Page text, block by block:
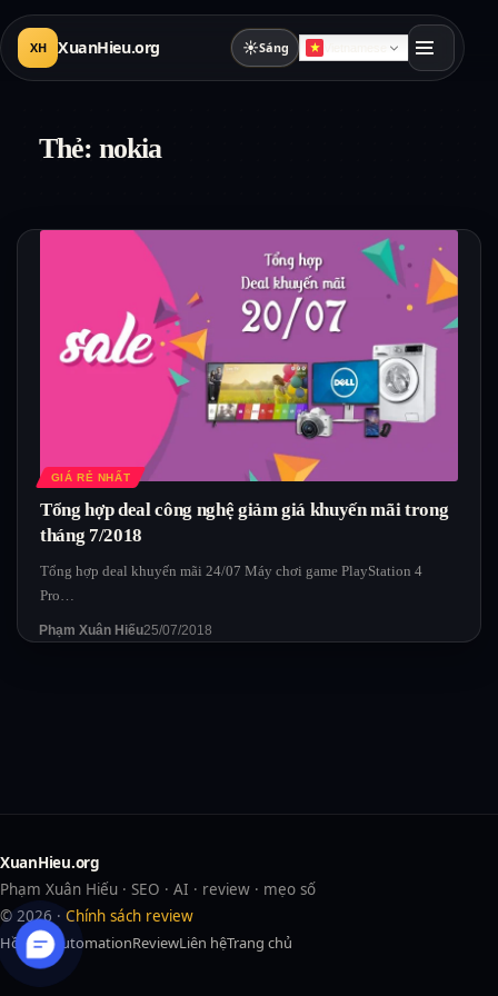
XH XuanHieu.org ☀Sáng
Thẻ: nokia
GIÁ RẺ NHẤT
Tổng hợp deal công nghệ giảm giá khuyến mãi trong
tháng 7/2018
Tổng hợp deal khuyến mãi 24/07 Máy chơi game PlayStation 4
Pro…
Phạm Xuân Hiếu25/07/2018
XuanHieu.org
Phạm Xuân Hiếu · SEO · AI · review · mẹo số
© 2026 · Chính sách review
Hồ sơAIAutomationReviewLiên hệTrang chủ